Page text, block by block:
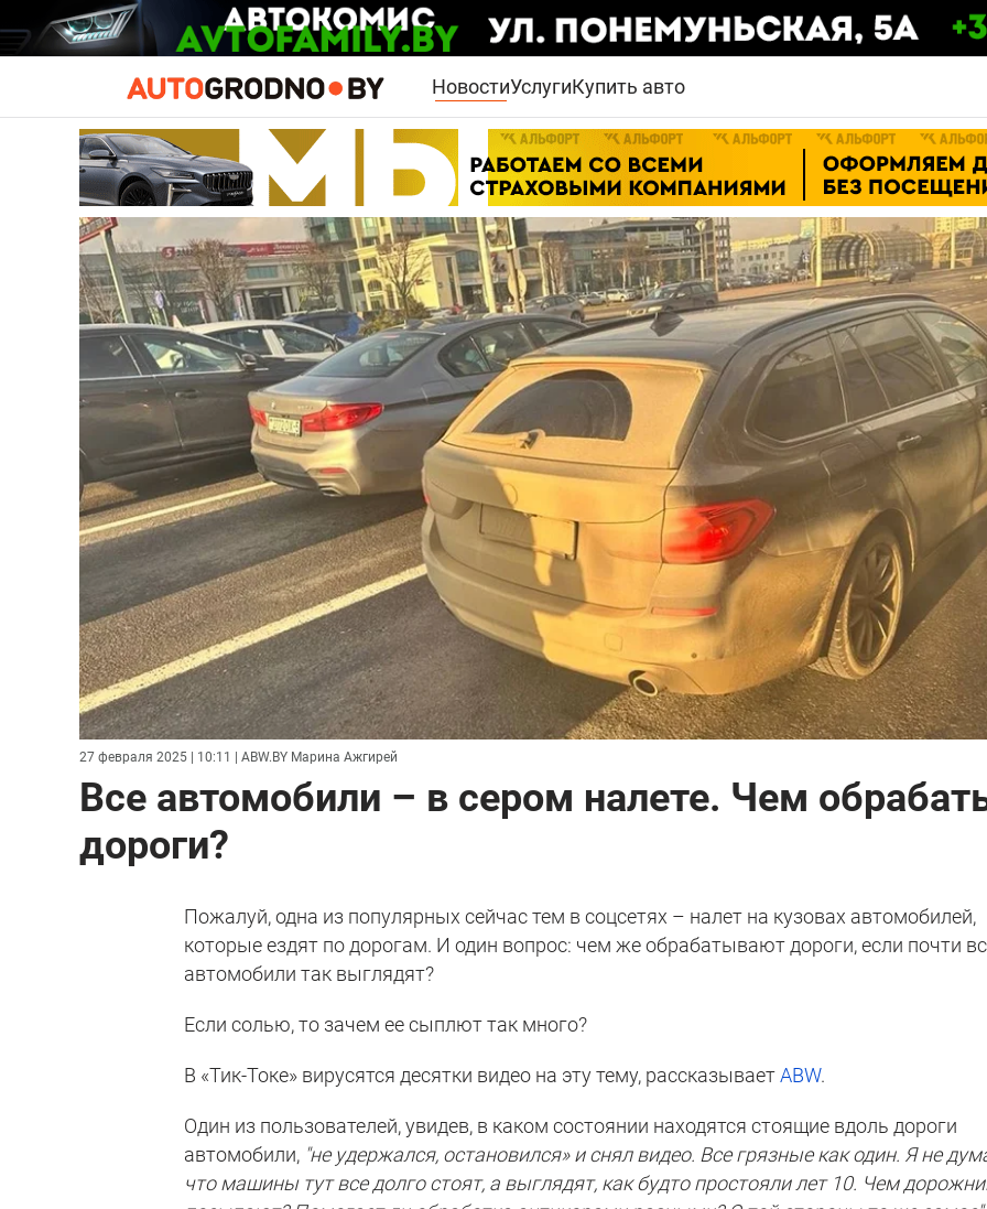
НовостиУслугиКупить авто
27 февраля 2025 | 10:11 | ABW.BY Марина Ажгирей
Все автомобили – в сером налете. Чем
дороги?
Пожалуй, одна из популярных сейчас тем в соцсетях – налет на кузовах автомобилей,
которые ездят по дорогам. И один вопрос: чем же обрабатывают дороги, если почти
автомобили так выглядят?
Если солью, то зачем ее сыплют так много?
В «Тик-Токе» вирусятся десятки видео на эту тему, рассказываетABW.
Один из пользователей, увидев, в каком состоянии находятся стоящие вдоль дороги
автомобили, "не удержался, остановился» и снял видео. Все грязные как один. Я не
что машины тут все долго стоят, а выглядят, как будто простояли лет 10. Чем